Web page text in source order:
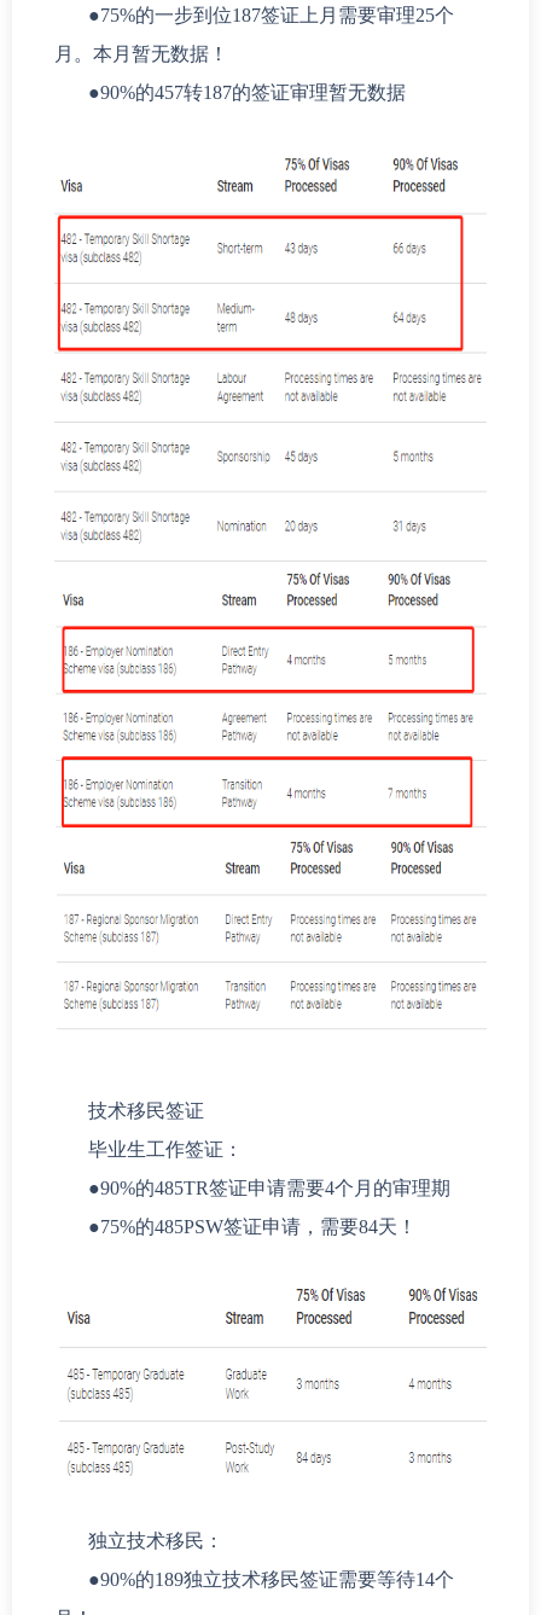
●75%的一步到位187签证上月需要审理25个
月。本月暂无数据！
●90%的457转187的签证审理暂无数据
技术移民签证
毕业生工作签证：
●90%的485TR签证申请需要4个月的审理期
●75%的485PSW签证申请，需要84天！
独立技术移民：
●90%的189独立技术移民签证需要等待14个